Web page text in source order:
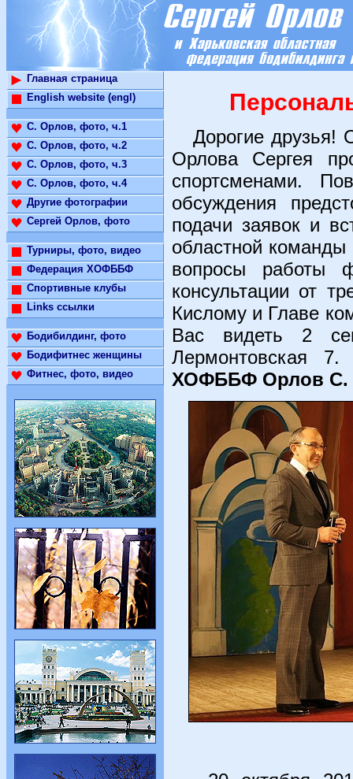
Главная страница
English website (engl)
С. Орлов, фото, ч.1
С. Орлов, фото, ч.2
С. Орлов, фото, ч.3
С. Орлов, фото, ч.4
Другие фотографии
Сергей Орлов, фото
Турниры, фото, видео
Федерация ХОФББФ
Спортивные клубы
Links ссылки
Бодибилдинг, фото
Бодифитнес женщины
Фитнес, фото, видео
Дорогие друзья!
Орлова Сергея
спортсменами.
обсуждения
подачи заявок и
областной команды
вопросы работы
консультации от
Кислому и Главе
Вас видеть 2
Лермонтовская
ХОФББФ Орлов С.